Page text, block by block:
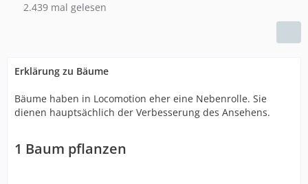
2.439 mal gelesen
Erklärung zu Bäume
Bäume haben in Locomotion eher eine Nebenrolle. Sie
dienen hauptsächlich der Verbesserung des Ansehens.
1 Baum pflanzen